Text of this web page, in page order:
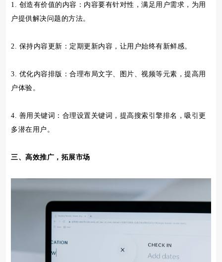
1. 创造有价值的内容：内容要有针对性，满足用户需求，为用
户提供解决问题的方法。
2. 保持内容更新：定期更新内容，让用户始终有新鲜感。
3. 优化内容排版：合理布局文字、图片、视频等元素，提高用
户体验。
4. 善用关键词：合理设置关键词，提高搜索引擎排名，吸引更
多潜在用户。
三、高效推广，拓展市场